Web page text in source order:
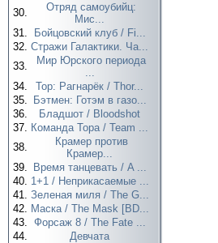
30.
Отряд самоубийц:
Мис...
31.
Бойцовский клуб / Fi...
32. Стражи Галактики. Ча...
33.
Мир Юрского периода
...
34.
Тор: Рагнарёк / Thor...
35.
Бэтмен: Готэм в газо...
36.
Бладшот / Bloodshot
37. Команда Тора / Team ...
38.
Крамер против
Крамер...
39.
Время танцевать / A ...
40. 1+1 / Неприкасаемые ...
41. Зеленая миля / The G...
42. Маска / The Mask [BD...
43. Форсаж 8 / The Fate ...
44.
Девчата